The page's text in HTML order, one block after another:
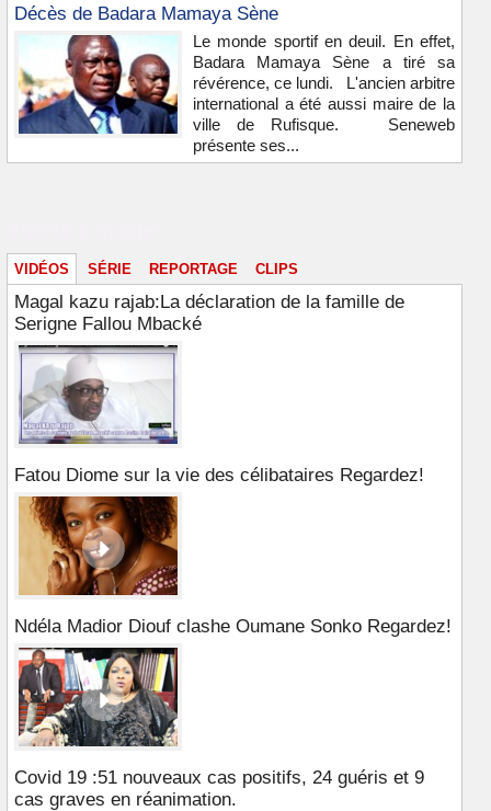
Décès de Badara Mamaya Sène
Le monde sportif en deuil. En effet,
Badara Mamaya Sène a tiré sa
révérence, ce lundi. L'ancien arbitre
international a été aussi maire de la
ville de Rufisque. Seneweb
présente ses...
VIDÉOS SÉRIE REPORTAGE CLIPS
Magal kazu rajab:La déclaration de la famille de
Serigne Fallou Mbacké
Fatou Diome sur la vie des célibataires Regardez!
Ndéla Madior Diouf clashe Oumane Sonko Regardez!
Covid 19 :51 nouveaux cas positifs, 24 guéris et 9
cas graves en réanimation.